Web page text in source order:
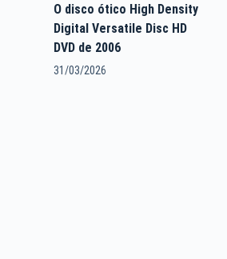
O disco ótico High Density
Digital Versatile Disc HD
DVD de 2006
31/03/2026